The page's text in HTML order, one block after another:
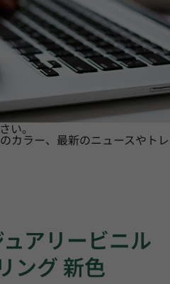
い。
カラー、最新のニュースやト
アリービニル
ング 新色